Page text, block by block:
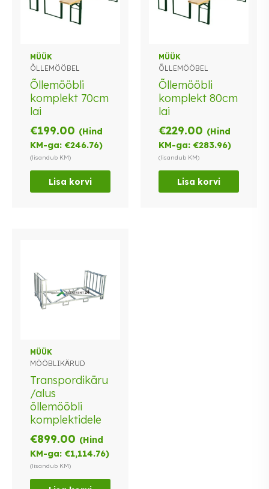
MÜÜK
ÕLLEMÖÖBEL
Õllemööbli
komplekt 70cm
lai
€199.00 (Hind
KM-ga:€246.76)
(lisandub KM)
Lisa korvi
MÜÜK
ÕLLEMÖÖBEL
Õllemööbli
komplekt 80cm
lai
€229.00 (Hind
KM-ga:€283.96)
(lisandub KM)
Lisa korvi
MÜÜK
MÖÖBLIKÄRUD
Transpordikäru
/alus
õllemööbli
komplektidele
€899.00 (Hind
KM-ga:€1,114.76)
(lisandub KM)